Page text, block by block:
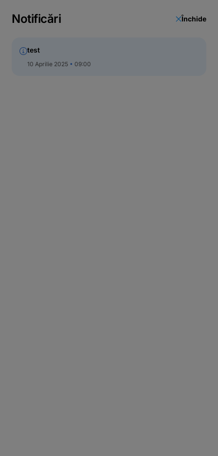
Notificări Închide
test
10 Aprilie 2025 09:00